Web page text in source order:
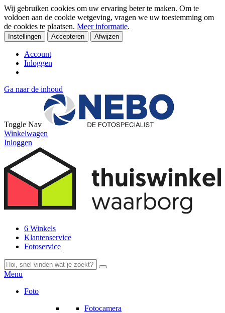
Wij gebruiken cookies om uw ervaring beter te maken. Om te
voldoen aan de cookie wetgeving, vragen we uw toestemming om
de cookies te plaatsen. Meer informatie.
Instellingen Accepteren Afwijzen
Account
Inloggen
Ga naar de inhoud
Toggle Nav
Winkelwagen
Inloggen
6 Winkels
Klantenservice
Fotoservice
Menu
Foto
Fotocamera